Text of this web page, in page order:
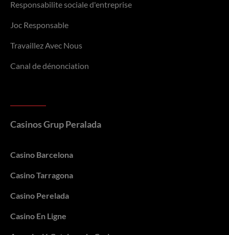
Responsabilite sociale d'entreprise
Joc Responsable
Travaillez Avec Nous
Canal de dénonciation
Casinos Grup Peralada
Casino Barcelona
Casino Tarragona
Casino Perelada
Casino En Ligne